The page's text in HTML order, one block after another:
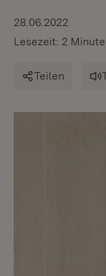
28.06.2022
Lesezeit: 2
Teilen